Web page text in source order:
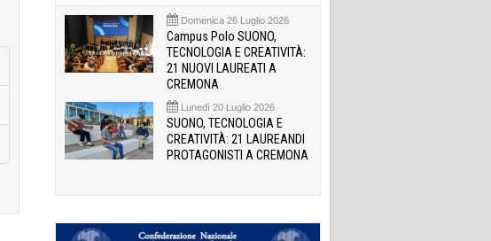
Domenica 26 Luglio 2026
Campus Polo SUONO,
TECNOLOGIA E CREATIVITÀ:
21 NUOVI LAUREATI A
CREMONA
Lunedì 20 Luglio 2026
SUONO, TECNOLOGIA E
CREATIVITÀ: 21 LAUREANDI
PROTAGONISTI A CREMONA